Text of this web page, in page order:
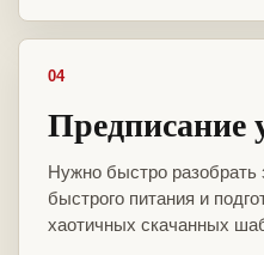
04
Предписание
Нужно быстро разобрать
быстрого питания и
хаотичных скачанных